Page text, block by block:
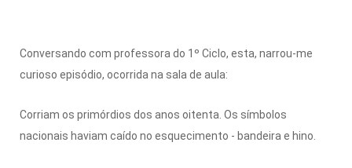
Conversando com professora do 1º Ciclo, esta, narrou-me
curioso episódio, ocorrida na sala de aula:
Corriam os primórdios dos anos oitenta. Os símbolos
nacionais haviam caído no esquecimento - bandeira e hino.